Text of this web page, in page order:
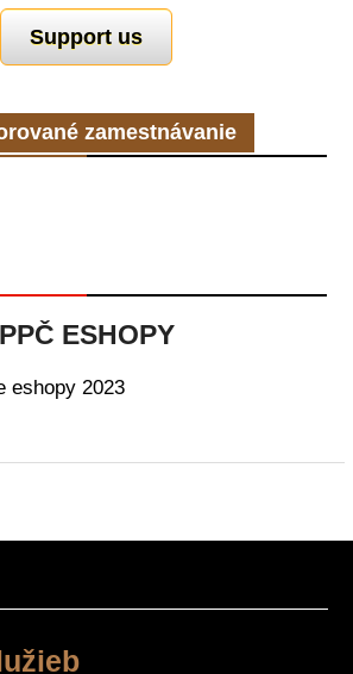
Support us
zamestnávanie
PPČ ESHOPY